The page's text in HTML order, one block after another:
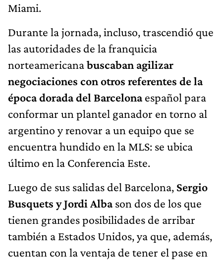
Miami.
Durante la jornada, incluso, trascendió que
las autoridades de la franquicia
norteamericanabuscaban agilizar
negociaciones con otros referentes de la
época dorada del Barcelonaespañol para
conformar un plantel ganador en torno al
argentino y renovar a un equipo que se
encuentra hundido en la MLS: se ubica
último en la Conferencia Este.
Luego de sus salidas del Barcelona, Sergio
Busquets y Jordi Albason dos de los que
tienen grandes posibilidades de arribar
también a Estados Unidos, ya que, además,
cuentan con la ventaja de tener el pase en